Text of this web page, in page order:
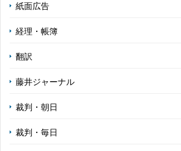
紙面広告
経理・帳簿
翻訳
藤井ジャーナル
裁判・朝日
裁判・毎日